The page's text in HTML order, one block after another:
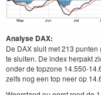
Analyse DAX:
De DAX sluit met 213
te sluiten. De index herpakt
onder de topzone 14.550-
zelfs nog een top neer op